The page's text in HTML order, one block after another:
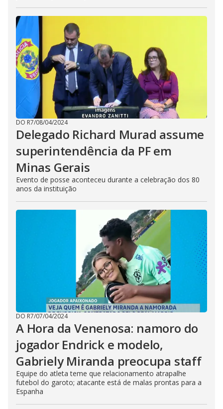
DO R7/08/04/2024
Delegado Richard Murad assume
superintendência da PF em
Minas Gerais
Evento de posse aconteceu durante a celebração dos 80
anos da instituição
DO R7/07/04/2024
A Hora da Venenosa: namoro do
jogador Endrick e modelo,
Gabriely Miranda preocupa staff
Equipe do atleta teme que relacionamento atrapalhe
futebol do garoto; atacante está de malas prontas para a
Espanha